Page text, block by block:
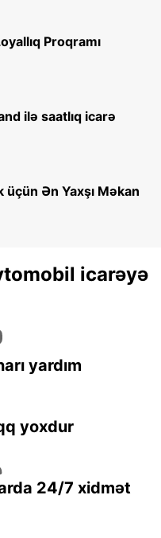
Proqramı
ilə saatlıq icarə
üçün Ən Yaxşı Məkan
icarəyə
yardım
yoxdur
24/7 xidmət